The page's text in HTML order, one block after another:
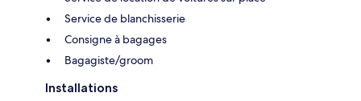
Service de blanchisserie
Consigne à bagages
Bagagiste/groom
Installations